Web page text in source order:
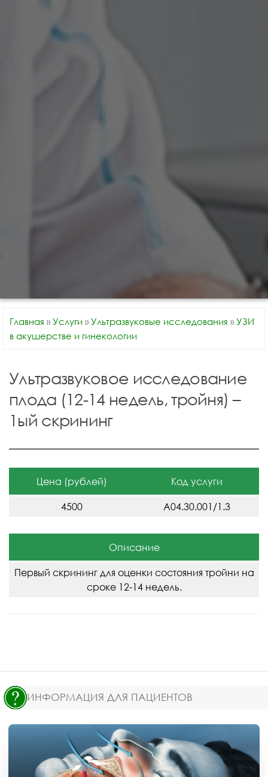
Главная » Услуги » Ультразвуковые исследования » УЗИ
в акушерстве и гинекологии
Ультразвуковое исследование
плода (12-14 недель, тройня) –
1ый скрининг
Цена (рублей) Код услуги
4500 A04.30.001/1.3
Описание
Первый скрининг для оценки состояния тройни на
сроке 12-14 недель.
ИНФОРМАЦИЯ ДЛЯ ПАЦИЕНТОВ